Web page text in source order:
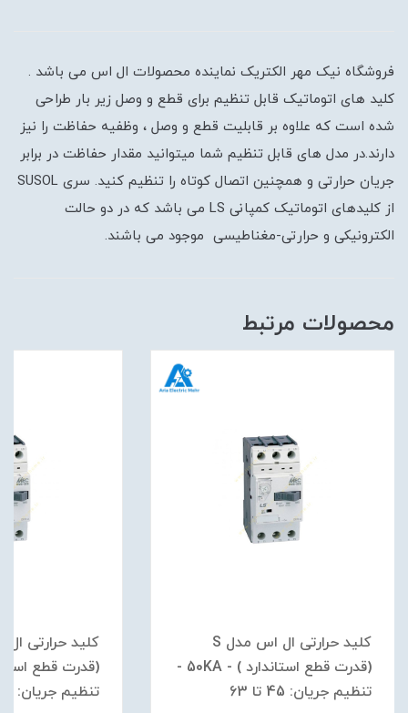
فروشگاه نیک مهر الکتریک نماینده محصولات ال اس می باشد .
کلید های اتوماتیک قابل تنظیم برای قطع و وصل زیر بار طراحی
شده است که علاوه بر قابلیت قطع و وصل ، وظفیه حفاظت را نیز
دارند.در مدل های قابل تنظیم شما میتوانید مقدار حفاظت در برابر
جریان حرارتی و همچنین اتصال کوتاه را تنظیم کنید. سری SUSOL
از کلیدهای اتوماتیک کمپانی LS می باشد که در دو حالت
الکترونیکی و حرارتی-مغناطیسی موجود می باشند.
محصولات مرتبط
کلید حرارتی ال اس مدل S
(قدرت قطع استاندارد ) - 50KA -
تنظیم جریان: 45 تا 63
تنظیم جریان: 34 تا 50